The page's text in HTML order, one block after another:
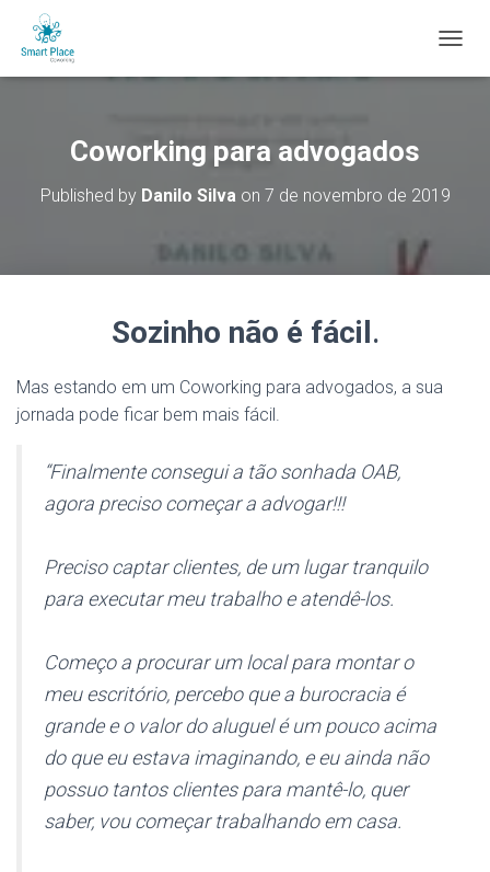
O
Coworking para advogados
Published by Danilo Silvaon 7 de novembro de 2019
Sozinho não é fácil.
Mas estando em um Coworking para advogados, a sua
jornada pode ficar bem mais fácil.
“Finalmente consegui a tão sonhada OAB,
agora preciso começar a advogar!!!
Preciso captar clientes, de um lugar tranquilo
para executar meu trabalho e atendê-los.
Começo a procurar um local para montar o
meu escritório, percebo que a burocracia é
grande e o valor do aluguel é um pouco acima
do que eu estava imaginando, e eu ainda não
possuo tantos clientes para mantê-lo, quer
saber, vou começar trabalhando em casa.